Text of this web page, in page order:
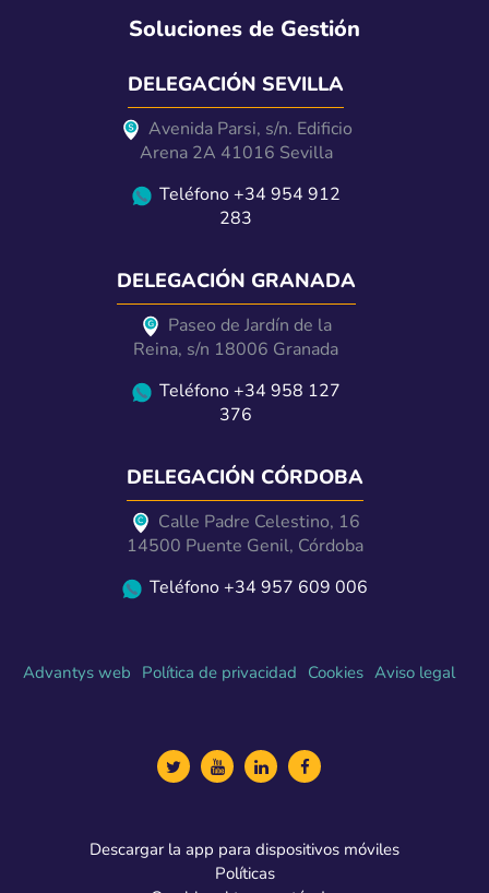
Soluciones de Gestión
DELEGACIÓN SEVILLA
Avenida Parsi, s/n. Edificio
Arena 2A 41016 Sevilla
Teléfono +34 954 912
283
DELEGACIÓN GRANADA
Paseo de Jardín de la
Reina, s/n 18006 Granada
Teléfono +34 958 127
376
DELEGACIÓN CÓRDOBA
Calle Padre Celestino, 16
14500 Puente Genil, Córdoba
Teléfono +34 957 609 006
Advantys web Política de privacidad Cookies Aviso legal
Descargar la app para dispositivos móviles
Políticas